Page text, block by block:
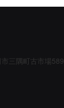
三隅町古市場589